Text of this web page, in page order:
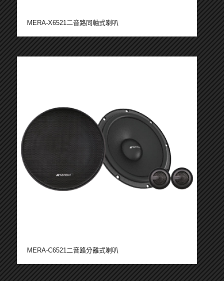
MERA-X6521二音路同軸式喇叭
MERA-C6521二音路分離式喇叭